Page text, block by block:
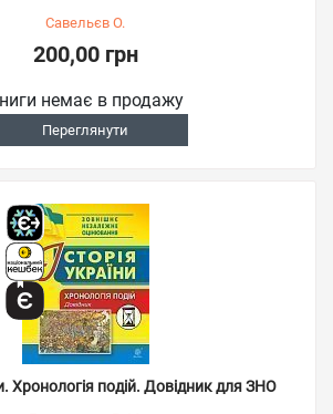
Савельєв О.
200,00 грн
немає в продажу
Переглянути
Хронологія подій. Довідник для ЗНО